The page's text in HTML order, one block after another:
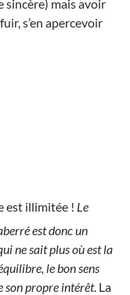
sincère) mais avoir
s’en apercevoir
est illimitée ! Le
est donc un
ne sait plus où est la
le bon sens
son propre intérêt. La